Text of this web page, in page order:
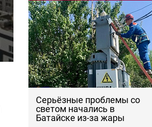
Серьёзные проблемы со
светом начались в
Батайске из-за жары